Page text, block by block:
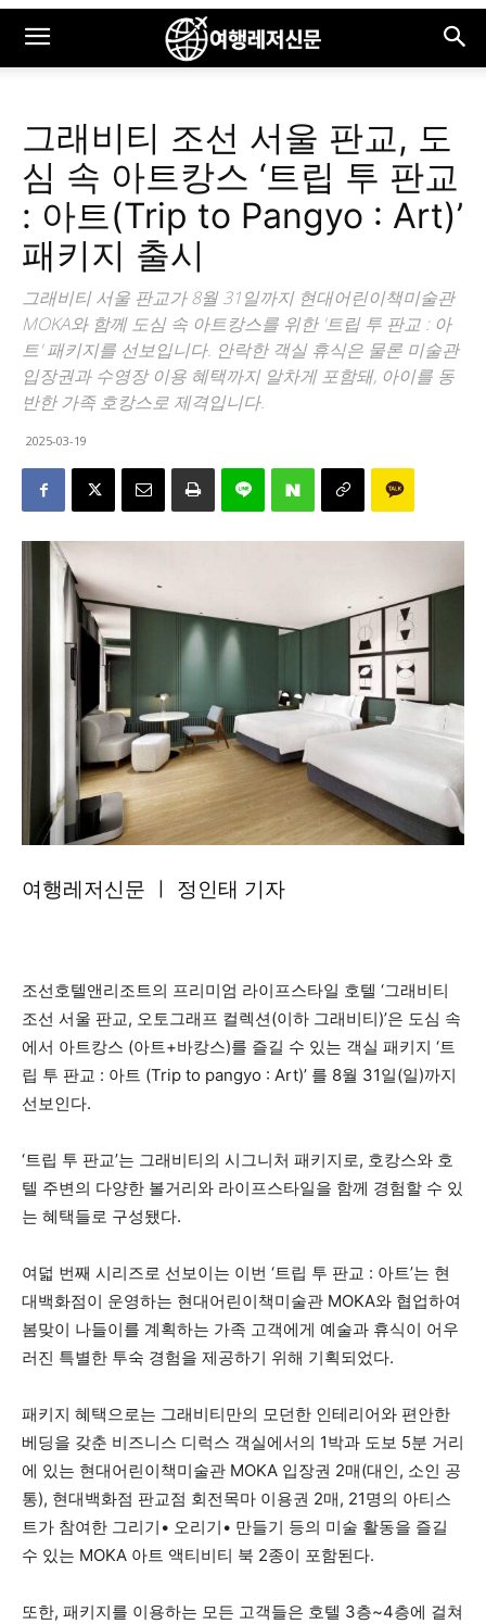
그래비티 조선 서울 판교, 도
심 속 아트캉스 ‘트립 투 판교
: 아트(Trip to Pangyo : Art)’
패키지 출시
그래비티 서울 판교가 8월 31일까지 현대어린이책미술관
MOKA와 함께 도심 속 아트캉스를 위한 '트립 투 판교 : 아
트' 패키지를 선보입니다. 안락한 객실 휴식은 물론 미술관
입장권과 수영장 이용 혜택까지 알차게 포함돼, 아이를 동
반한 가족 호캉스로 제격입니다.
2025-03-19
여행레저신문 ㅣ 정인태 기자
조선호텔앤리조트의 프리미엄 라이프스타일 호텔 ‘그래비티
조선 서울 판교, 오토그래프 컬렉션(이하 그래비티)’은 도심 속
에서 아트캉스 (아트+바캉스)를 즐길 수 있는 객실 패키지 ‘트
립 투 판교 : 아트 (Trip to pangyo : Art)’ 를 8월 31일(일)까지
선보인다.
‘트립 투 판교’는 그래비티의 시그니처 패키지로, 호캉스와 호
텔 주변의 다양한 볼거리와 라이프스타일을 함께 경험할 수 있
는 혜택들로 구성됐다.
여덟 번째 시리즈로 선보이는 이번 ‘트립 투 판교 : 아트’는 현
대백화점이 운영하는 현대어린이책미술관 MOKA와 협업하여
봄맞이 나들이를 계획하는 가족 고객에게 예술과 휴식이 어우
러진 특별한 투숙 경험을 제공하기 위해 기획되었다.
패키지 혜택으로는 그래비티만의 모던한 인테리어와 편안한
베딩을 갖춘 비즈니스 디럭스 객실에서의 1박과 도보 5분 거리
에 있는 현대어린이책미술관 MOKA 입장권 2매(대인, 소인 공
통), 현대백화점 판교점 회전목마 이용권 2매, 21명의 아티스
트가 참여한 그리기• 오리기• 만들기 등의 미술 활동을 즐길
수 있는 MOKA 아트 액티비티 북 2종이 포함된다.
또한, 패키지를 이용하는 모든 고객들은 호텔 3층~4층에 걸쳐